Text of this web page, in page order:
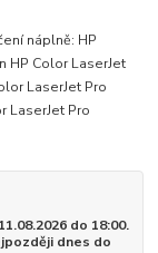
náplně: HP
HP Color LaserJet
LaserJet Pro
LaserJet Pro
do 18:00.
dnes do